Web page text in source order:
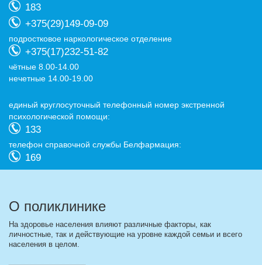
183
+375(29)149-09-09
подростковое наркологическое отделение
+375(17)232-51-82
чётные 8.00-14.00
нечетные 14.00-19.00
eдиный круглосуточный телефонный номер экстренной
психологической помощи:
133
телефон справочной службы Белфармация:
169
О поликлинике
На здоровье населения влияют различные факторы, как
личностные, так и действующие на уровне каждой семьи и всего
населения в целом.